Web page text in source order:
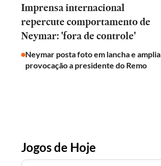
Imprensa internacional
repercute comportamento de
Neymar: 'fora de controle'
Neymar posta foto em lancha e amplia
provocação a presidente do Remo
Jogos de Hoje